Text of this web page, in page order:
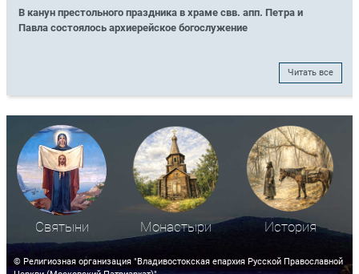
В канун престольного праздника в храме свв. апп. Петра и
Павла состоялось архиерейское богослужение
Читать все
Святыни Монастыри История
© Религиозная организация "Владивостокская епархия Русской Православной